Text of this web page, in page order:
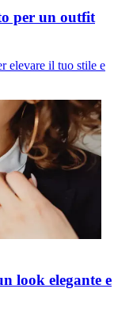
per un outfit
elevare il tuo stile e
look elegante e